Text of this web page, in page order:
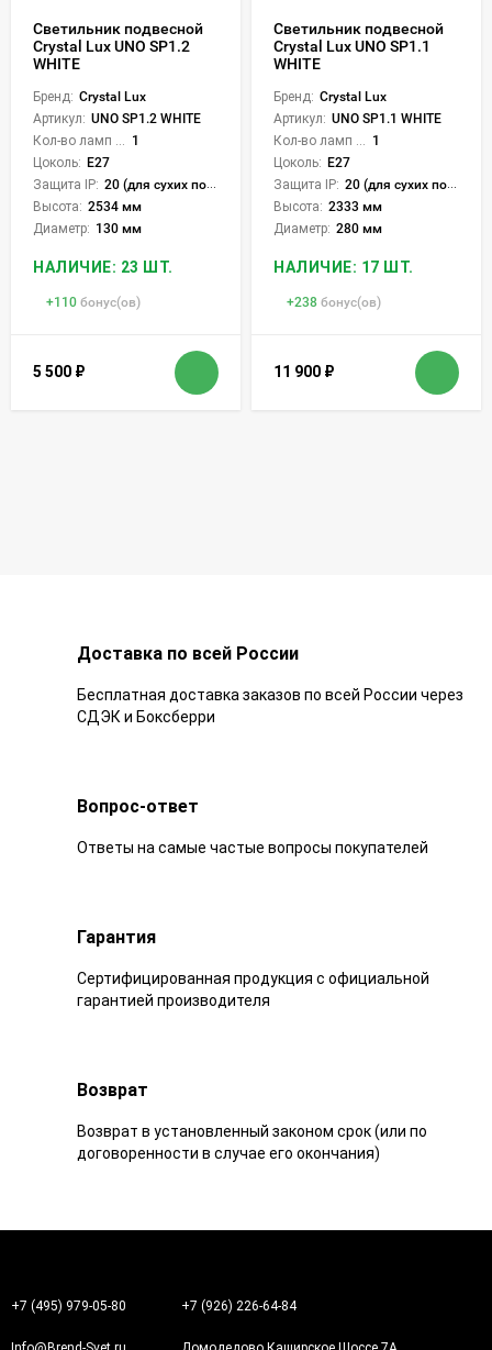
Светильник подвесной
Crystal Lux UNO SP1.2
WHITE
Бренд: Crystal Lux
Артикул: UNO SP1.2 WHITE
1
Цоколь: E27
Защита IP: 20 (для сухих пом.)
Высота: 2534 мм
Диаметр: 130 мм
НАЛИЧИЕ: 23 ШТ.
+110 бонус(ов)
5 500 ₽
Светильник подвесной
Crystal Lux UNO SP1.1
WHITE
Бренд: Crystal Lux
Артикул: UNO SP1.1 WHITE
1
Цоколь: E27
Защита IP: 20 (для сухих пом.)
Высота: 2333 мм
Диаметр: 280 мм
НАЛИЧИЕ: 17 ШТ.
+238 бонус(ов)
11 900 ₽
Доставка по всей России
Бесплатная доставка заказов по всей России через
СДЭК и Боксберри
Вопрос-ответ
Ответы на самые частые вопросы покупателей
Гарантия
Сертифицированная продукция с официальной
гарантией производителя
Возврат
Возврат в установленный законом срок (или по
договоренности в случае его окончания)
+7 (495) 979-05-80 +7 (926) 226-64-84